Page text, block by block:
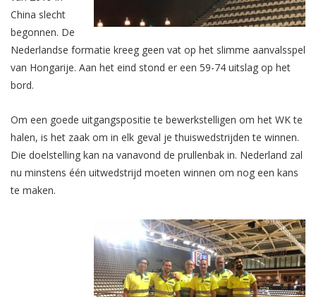
China slecht
begonnen. De
Nederlandse formatie kreeg geen vat op het slimme aanvalsspel
van Hongarije. Aan het eind stond er een 59-74 uitslag op het
bord.
Om een goede uitgangspositie te bewerkstelligen om het WK te
halen, is het zaak om in elk geval je thuiswedstrijden te winnen.
Die doelstelling kan na vanavond de prullenbak in. Nederland zal
nu minstens één uitwedstrijd moeten winnen om nog een kans
te maken.